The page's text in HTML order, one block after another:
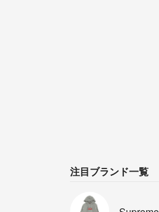
注目ブランド一覧